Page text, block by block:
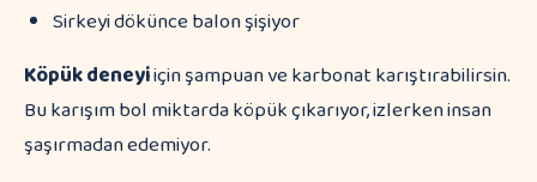
Sirkeyi dökünce balon şişiyor
Köpük deneyiiçin şampuan ve karbonat karıştırabilirsin.
Bu karışım bol miktarda köpük çıkarıyor, izlerken insan
şaşırmadan edemiyor.